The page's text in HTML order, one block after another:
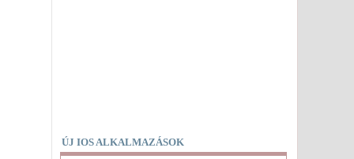
ÚJ IOS ALKALMAZÁSOK